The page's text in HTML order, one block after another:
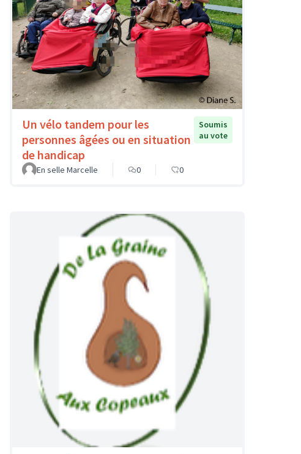
Un vélo tandem pour les
personnes âgées ou en situation
de handicap
Soumis
au vote
En selle Marcelle 0 0